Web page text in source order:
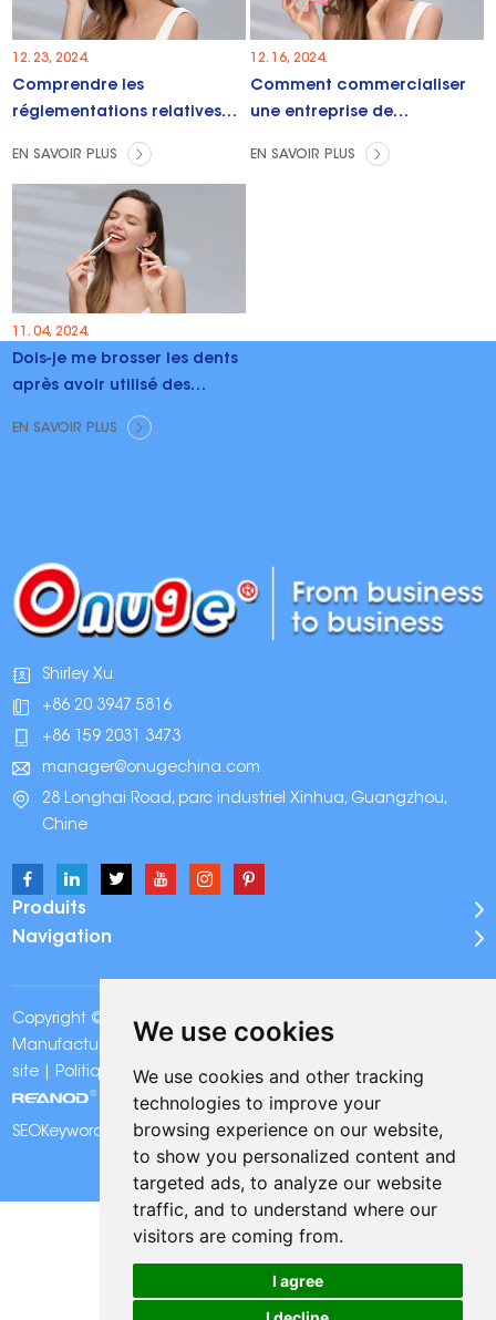
We use cookies
We use cookies and other tracking
technologies to improve your
browsing experience on our website,
to show you personalized content and
targeted ads, to analyze our website
traffic, and to understand where our
visitors are coming from.
I agree
12. 23, 2024.
Comprendre les
réglementations relatives
aux bandes de blanchiment
des dents dans différents
EN SAVOIR PLUS
12. 16, 2024.
Comment commercialiser
une entreprise de
blanchiment des dents ?
EN SAVOIR PLUS
11. 04, 2024.
Dois-je me brosser les dents
après avoir utilisé des
bandes blanchissantes ?
EN SAVOIR PLUS
Shirley Xu
+86 20 3947 5816
+86 159 2031 3473
manager@onugechina.com
28 Longhai Road, parc industriel Xinhua, Guangzhou,
Chine
Produits
Navigation
Copyright © Onuge Personal Care (Guangdong)
Manufacturer Group Co., LTD. Tous droits réservés |
site
Politique de confidentialité| Assistance technique:
SEOKeywords: Bandes de blanchiment des dents Onuge